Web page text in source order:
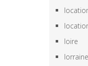
loire
lorraine